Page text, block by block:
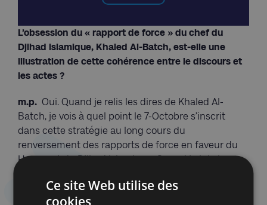
L’obsession du « rapport de force » du chef du
Djihad islamique, Khaled Al-Batch, est-elle une
illustration de cette cohérence entre le discours et
les actes ?
m.p. Oui. Quand je relis les dires de Khaled Al-
Batch, je vois à quel point le 7-Octobre s’inscrit
dans cette stratégie au long cours du
renversement des rapports de force en faveur du
Hamas et du Djihad islamique. Quand je lui ai
voici ce qu’il m’a répondu : «La solution ne sous
sera favorable que lorsque les rapports de force
Ce site Web utilise des
cookies